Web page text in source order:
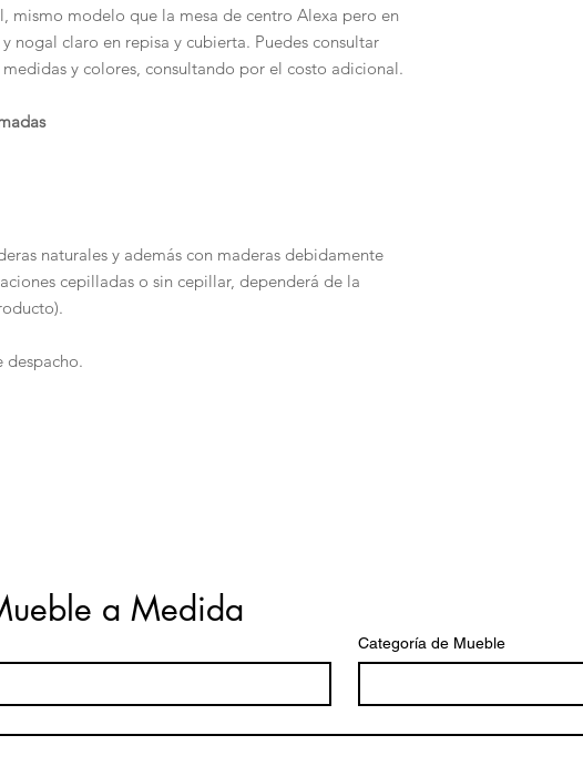
mismo modelo que la mesa de centro Alexa pero en
nogal claro en repisa y cubierta. Puedes consultar
y colores, consultando por el costo adicional.
naturales y además con maderas debidamente
cepilladas o sin cepillar, dependerá de la
despacho.
a Medida
Categoría de Mueble